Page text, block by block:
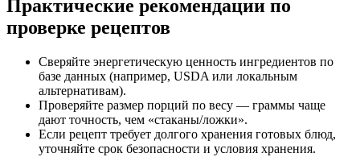
Практические рекомендации по
проверке рецептов
Сверяйте энергетическую ценность ингредиентов по
базе данных (например, USDA или локальным
альтернативам).
Проверяйте размер порций по весу — граммы чаще
дают точность, чем «стаканы/ложки».
Если рецепт требует долгого хранения готовых блюд,
уточняйте срок безопасности и условия хранения.